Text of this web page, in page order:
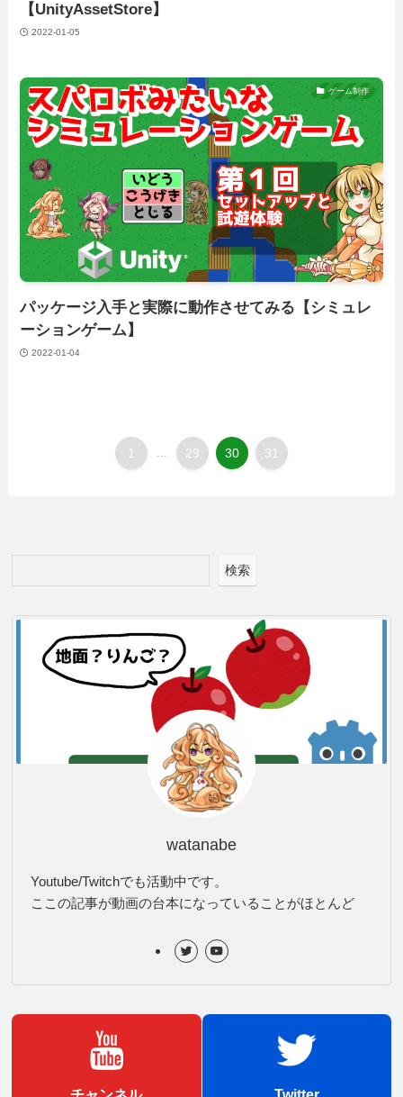
【UnityAssetStore】
2022-01-05
ゲーム制作
パッケージ入手と実際に動作させてみる【シミュレ
ーションゲーム】
2022-01-04
1 29 30 31
検索
watanabe
Youtube/Twitchでも活動中です。
ここの記事が動画の台本になっていることがほとんど